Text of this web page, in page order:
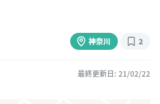
神奈川 2
最終更新日: 21/02/22